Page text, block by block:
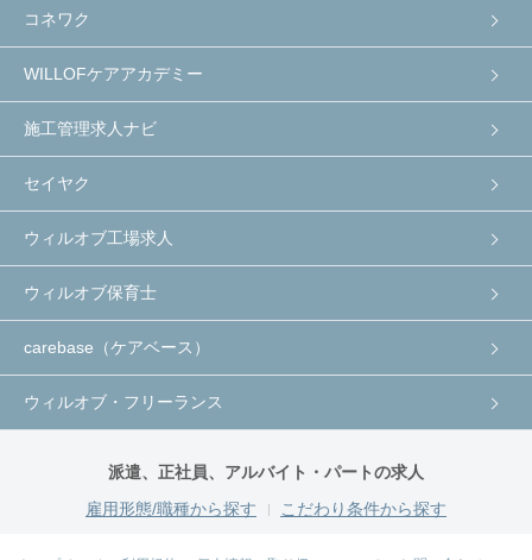
コネワク
WILLOFケアアカデミー
施工管理求人ナビ
セイヤク
ウィルオブ工場求人
ウィルオブ保育士
carebase（ケアベース）
ウィルオブ・フリーランス
派遣、正社員、アルバイト・パートの求人
雇用形態/職種から探す
こだわり条件から探す